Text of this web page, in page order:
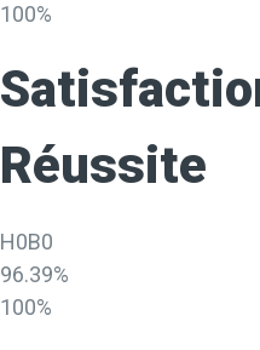
100%
Réussite
H0B0
96.39%
100%